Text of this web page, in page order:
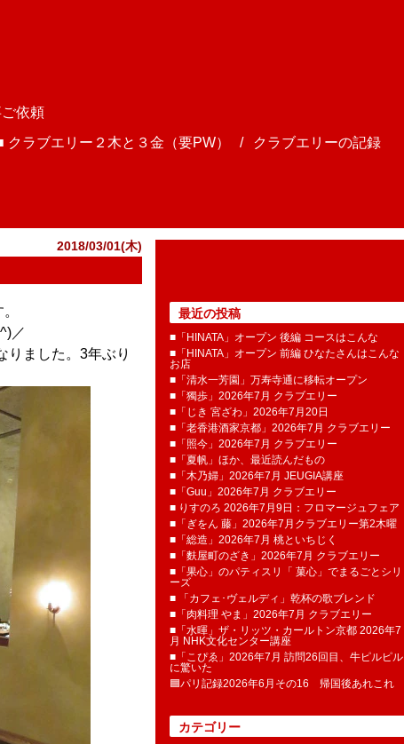
依頼
クラブエリー２木と３金（要PW）
クラブエリーの記録
2018/03/01(木)
／
りました。3年ぶり
最近の投稿
■「HINATA」オープン 後編 コースはこんな
■「HINATA」オープン 前編 ひなたさんはこんな
お店
■「清水一芳園」万寿寺通に移転オープン
■「獨歩」2026年7月 クラブエリー
■「じき 宮ざわ」2026年7月20日
■「老香港酒家京都」2026年7月 クラブエリー
■「照今」2026年7月 クラブエリー
■「夏帆」ほか、最近読んだもの
■「木乃婦」2026年7月 JEUGIA講座
■「Guu」2026年7月 クラブエリー
■ りすのろ 2026年7月9日：フロマージュフェア
■「ぎをん 藤」2026年7月クラブエリー第2木曜
■「総造」2026年7月 桃といちじく
■「麩屋町のざき」2026年7月 クラブエリー
■「果心」のパティスリ「 菓​心」でまるごとシリ
ーズ
■ 「カフェ･ヴェルディ」乾杯の歌ブレンド
■「肉料理 やま」2026年7月 クラブエリー
■「水暉」ザ・リッツ・カールトン京都 2026年7
月 NHK文化センター講座
■「こぴゑ」2026年7月 訪問26回目、牛ピルピル
に驚いた
🟦パリ記録2026年6月その16 帰国後あれこれ
カテゴリー